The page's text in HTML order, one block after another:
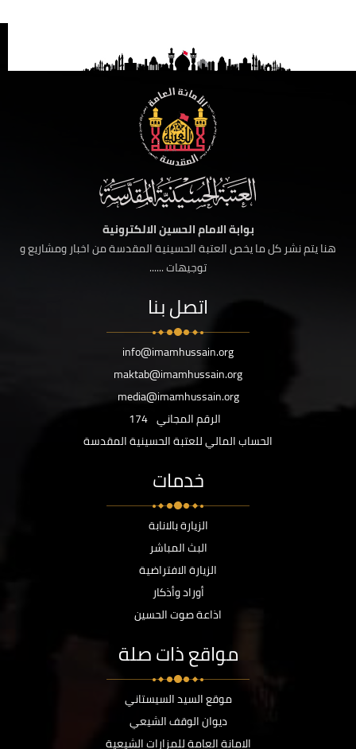
بوابة الامام الحسين الالكترونية
هنا يتم نشر كل ما يخص العتبة الحسينية المقدسة من اخبار ومشاريع و
توجيهات ......
اتصل بنا
info@imamhussain.org
maktab@imamhussain.org
media@imamhussain.org
الرقم المجاني 174
الحساب المالي للعتبة الحسينية المقدسة
خدمات
الزيارة بالانابة
البث المباشر
الزيارة الافتراضية
أوراد وأذكار
اذاعة صوت الحسين
مواقع ذات صلة
موقع السيد السيستاني
ديوان الوقف الشيعي
الامانة العامة للمزارات الشيعية